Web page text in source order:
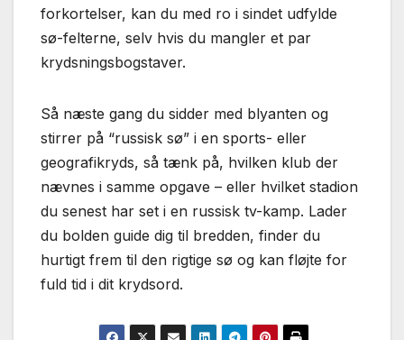
forkortelser, kan du med ro i sindet udfylde
sø-felterne, selv hvis du mangler et par
krydsningsbogstaver.
Så næste gang du sidder med blyanten og
stirrer på “russisk sø” i en sports- eller
geografi­kryds, så tænk på, hvilken klub der
nævnes i samme opgave – eller hvilket stadion
du senest har set i en russisk tv-kamp. Lader
du bolden guide dig til bredden, finder du
hurtigt frem til den rigtige sø og kan fløjte for
fuld tid i dit krydsord.